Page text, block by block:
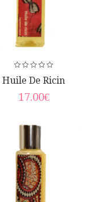
Huile De Ricin
17.00€